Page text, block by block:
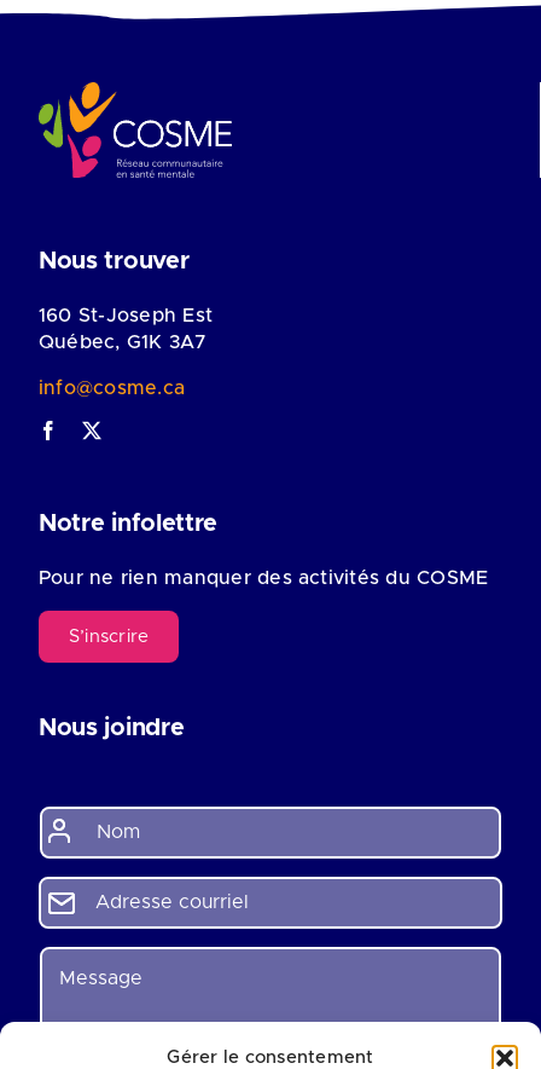
Gérer le consentement
Nous trouver
160 St-Joseph Est
Québec, G1K 3A7
info@cosme.ca
Notre infolettre
Pour ne rien manquer des activités du COSME
S’inscrire
Nous joindre
N
o
m
*
A
d
r
e
e
M
s